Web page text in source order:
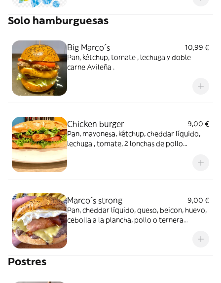
Solo hamburguesas
Big Marco´s
10,99 €
Pan, kétchup, tomate , lechuga y doble
carne Avileña .
Chicken burger
9,00 €
Pan, mayonesa, kétchup, cheddar líquido,
lechuga , tomate, 2 lonchas de pollo
Marco´s strong
9,00 €
Pan, cheddar líquido, queso, beicon, huevo,
cebolla a la plancha, pollo o ternera
Postres